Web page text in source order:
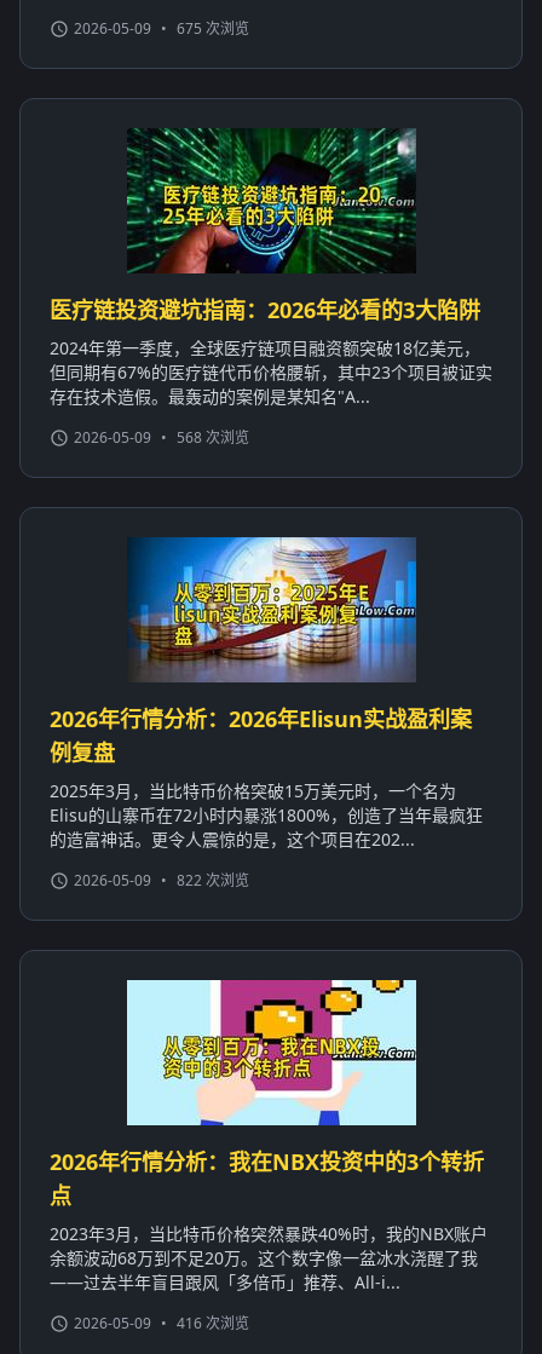
2026-05-09 • 675 次浏览
医疗链投资避坑指南：2026年必看的3大陷阱
2024年第一季度，全球医疗链项目融资额突破18亿美元，
但同期有67%的医疗链代币价格腰斩，其中23个项目被证实
存在技术造假。最轰动的案例是某知名"A...
2026-05-09 • 568 次浏览
2026年行情分析：2026年Elisun实战盈利案
例复盘
2025年3月，当比特币价格突破15万美元时，一个名为
Elisu的山寨币在72小时内暴涨1800%，创造了当年最疯狂
的造富神话。更令人震惊的是，这个项目在202...
2026-05-09 • 822 次浏览
2026年行情分析：我在NBX投资中的3个转折
点
2023年3月，当比特币价格突然暴跌40%时，我的NBX账户
余额波动68万到不足20万。这个数字像一盆冰水浇醒了我
——过去半年盲目跟风「多倍币」推荐、All-i...
2026-05-09 • 416 次浏览